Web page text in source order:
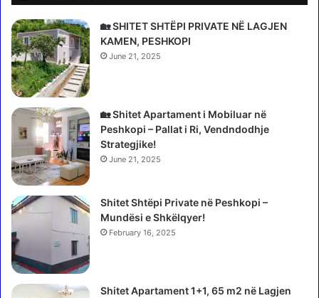
a
s
e
t
e
t
e
B
s
ë
n
ë
s
e
B
r
k
i
n
,
m
e
s
f
s
h
o
i
m
b
y
l
p
🏡 SHITET SHTËPI PRIVATE NË LAGJEN
KAMEN, PESHKOPI
June 21, 2025
🏡 Shitet Apartament i Mobiluar në
Peshkopi – Pallat i Ri, Vendndodhje
Strategjike!
June 21, 2025
Shitet Shtëpi Private në Peshkopi –
Mundësi e Shkëlqyer!
February 16, 2025
Shitet Apartament 1+1, 65 m2 në Lagjen